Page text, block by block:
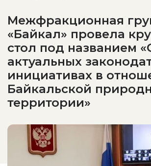
Межфракционная
«Байкал» провела
стол под названием
актуальных
инициативах в
Байкальской
территории»